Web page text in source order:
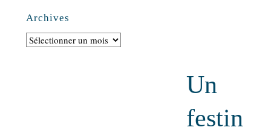
Archives
Archives
Un
festin